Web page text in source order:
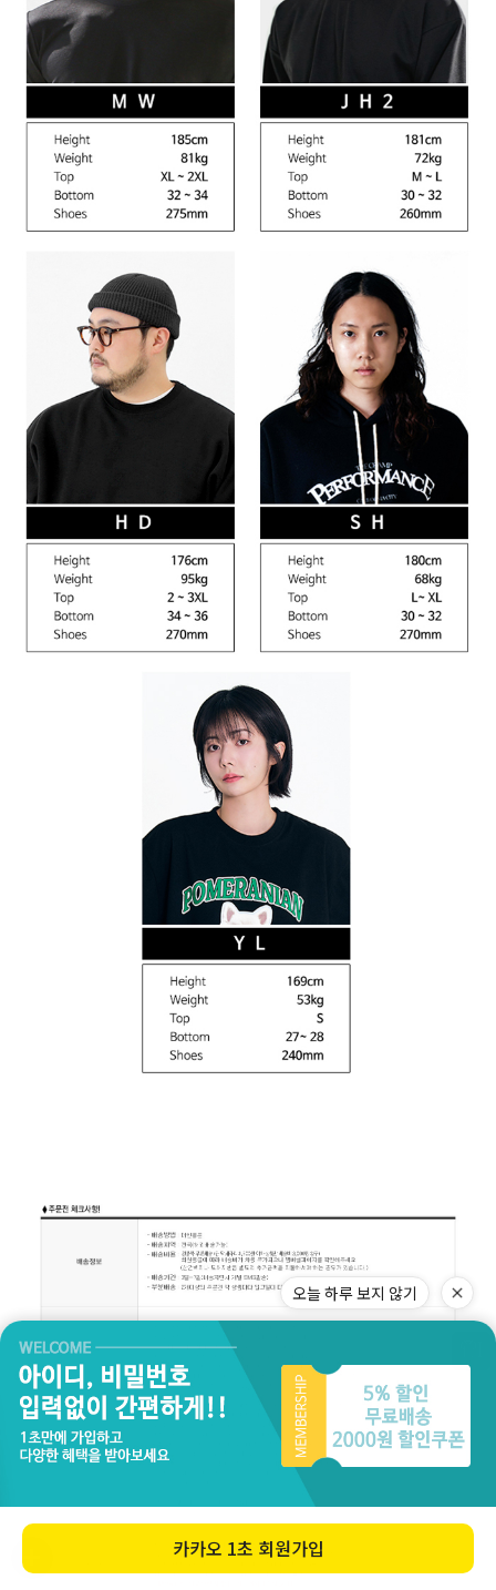
오늘 하루 보지 않기
카카오 1초 회원가입